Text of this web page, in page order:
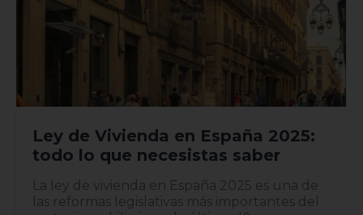
Ley de Vivienda en España 2025:
todo lo que necesistas saber
La ley de vivienda en España 2025 es una de
las reformas legislativas más importantes del